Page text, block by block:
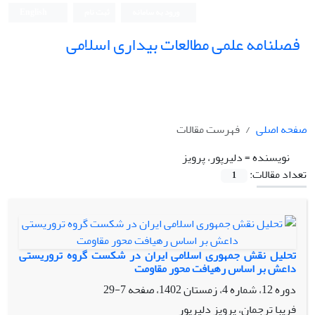
فصلنامه علمی مطالعات بیداری اسلامی
صفحه اصلی
فهرست مقالات
نویسنده =دلیرپور، پرویز
تعداد مقالات:
1
تحلیل نقش جمهوری اسلامی ایران در شکست گروه تروریستی
داعش بر اساس رهیافت محور مقاومت
دوره 12، شماره 4، زمستان 1402، صفحه
7-29
فریبا ترجمان، پرویز دلیرپور